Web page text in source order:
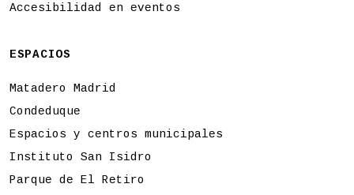
Accesibilidad en eventos
ESPACIOS
Matadero Madrid
Condeduque
Espacios y centros municipales
Instituto San Isidro
Parque de El Retiro